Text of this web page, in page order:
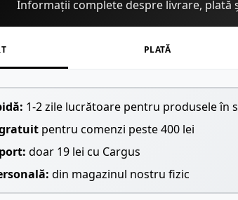
Informații complete despre livrare, plată
PLATĂ
1-2 zile lucrătoare pentru produsele în
pentru comenzi peste 400 lei
doar 19 lei cu Cargus
din magazinul nostru fizic